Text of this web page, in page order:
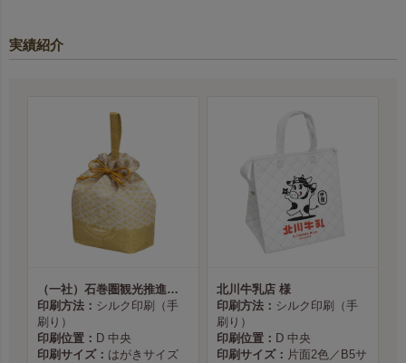
実績紹介
（一社）石巻圏観光推進機構様
印刷方法： シルク印刷（手
刷り）
印刷位置： D 中央
印刷サイズ： はがきサイズ
北川牛乳店 様
印刷方法： シルク印刷（手
刷り）
印刷位置： D 中央
印刷サイズ： 片面2色／B5サ